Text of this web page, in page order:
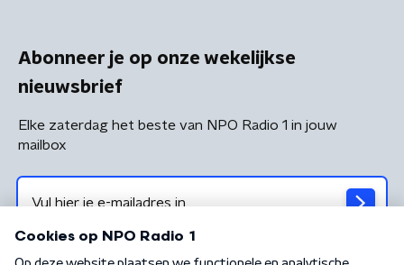
Abonneer je op onze wekelijkse
nieuwsbrief
Elke zaterdag het beste van NPO Radio 1 in jouw
mailbox